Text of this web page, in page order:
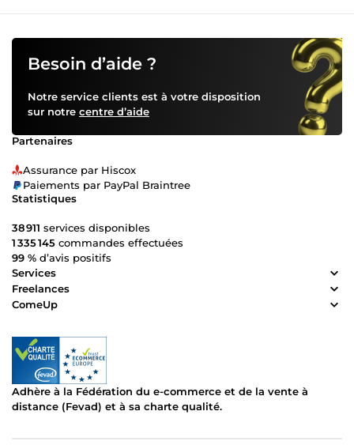
Besoin d’aide ?
Notre service clients est à votre disposition
sur notre centre d’aide
Partenaires
Assurance par Hiscox
Paiements par PayPal Braintree
Statistiques
38 911 services disponibles
1 335 145 commandes effectuées
99 % d’avis positifs
Services
Freelances
ComeUp
Adhère à la Fédération du e-commerce et de la vente à
distance (Fevad) et à sa charte qualité.